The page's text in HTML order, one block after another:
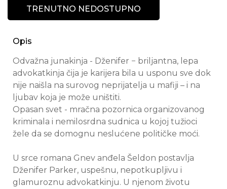
TRENUTNO NEDOSTUPNO
Opis
Odvažna junakinja - Dženifer − briljantna, lepa
advokatkinja čija je karijera bila u usponu sve dok
nije naišla na surovog neprijatelja u mafiji – i na
ljubav koja je može uništiti.
Opasan svet - mračna pozornica organizovanog
kriminala i nemilosrdna sudnica u kojoj tužioci
žele da se domognu neslućene političke moći.
U srce romana Gnev anđela Šeldon postavlja
Dženifer Parker, uspešnu, nepotkupljivu i
glamuroznu advokatkinju. U njenom životu